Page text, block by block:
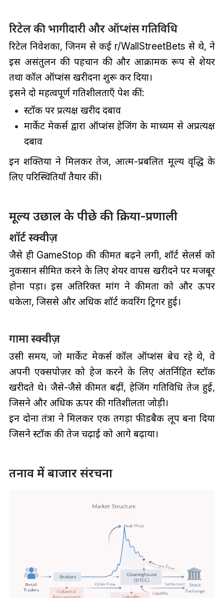
रिटेल की भागीदारी और ऑप्शंस गतिविधि
रिटेल निवेशकों, जिनमें से कई r/WallStreetBets से थे, ने
इस असंतुलन की पहचान की और आक्रामक रूप से शेयर
तथा कॉल ऑप्शंस खरीदना शुरू कर दिया।
इसने दो महत्वपूर्ण गतिशीलताएँ पेश कीं:
स्टॉक पर प्रत्यक्ष खरीद दबाव
मार्केट मेकर्स द्वारा ऑप्शंस हेजिंग के माध्यम से अप्रत्यक्ष
दबाव
इन शक्तियों ने मिलकर तेज, आत्म-प्रबलित मूल्य वृद्धि के
लिए परिस्थितियाँ तैयार कीं।
मूल्य उछाल के पीछे की क्रिया-प्रणाली
शॉर्ट स्क्वीज़
जैसे ही GameStop की कीमत बढ़ने लगी, शॉर्ट सेलर्स को
नुकसान सीमित करने के लिए शेयर वापस खरीदने पर मजबूर
होना पड़ा। इस अतिरिक्त मांग ने कीमतों को और ऊपर
धकेला, जिससे और अधिक शॉर्ट कवरिंग ट्रिगर हुई।
गामा स्क्वीज़
उसी समय, जो मार्केट मेकर्स कॉल ऑप्शंस बेच रहे थे, वे
अपनी एक्सपोज़र को हेज करने के लिए अंतर्निहित स्टॉक
खरीदते थे। जैसे-जैसे कीमतें बढ़ीं, हेजिंग गतिविधि तेज हुई,
जिसने और अधिक ऊपर की गतिशीलता जोड़ी।
इन दोनों तंत्रों ने मिलकर एक तगड़ा फीडबैक लूप बना दिया
जिसने स्टॉक की तेज चढ़ाई को आगे बढ़ाया।
तनाव में बाजार संरचना